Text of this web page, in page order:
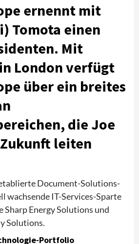
ernennt mit
Tomota einen
Mit
London verfügt
über ein breites
die Joe
leiten
Document-Solutions-
wachsende IT-Services-Sparte
Sharp Energy Solutions und
Solutions.
Portfolio